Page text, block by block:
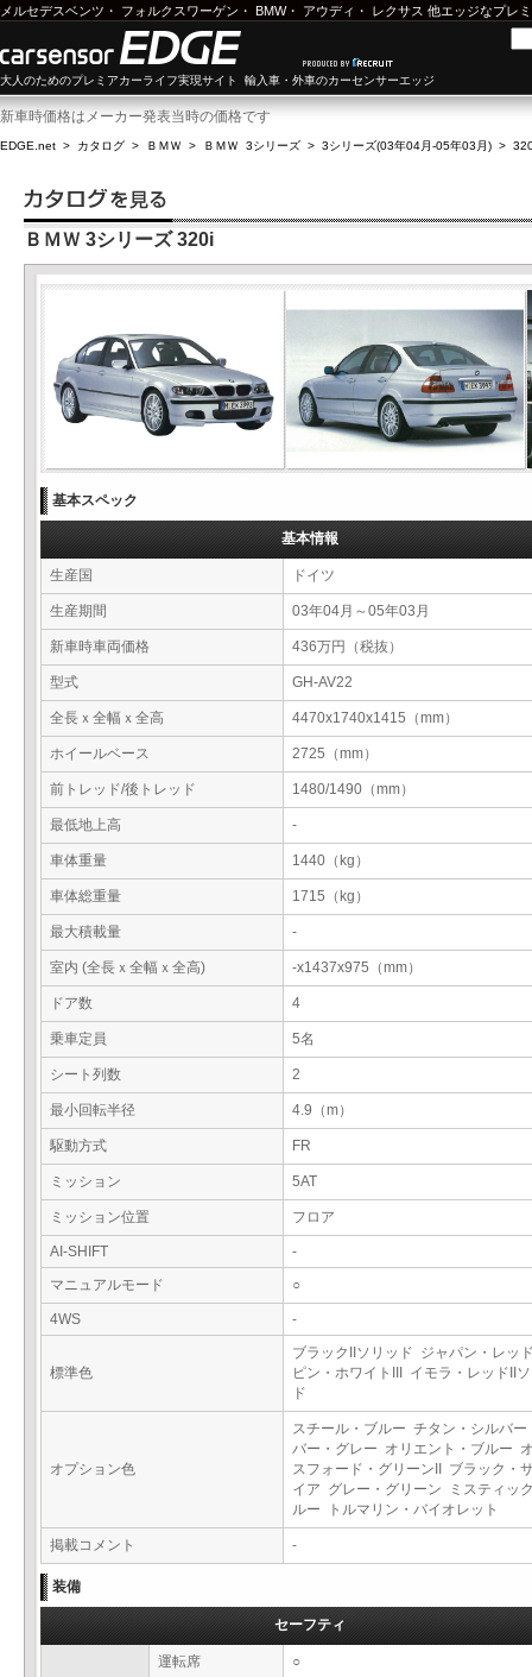
メルセデスベンツ ・ フォルクスワーゲン ・ BMW・ アウディ ・ レクサス 他エッジなプレ
大人のためのプレミアカーライフ実現サイト 輸入車・外車のカーセンサーエッジ
新車時価格はメーカー発表当時の価格です
EDGE.net > カタログ > ＢＭＷ > ＢＭＷ 3シリーズ > 3シリーズ(03年04月-05年03月) >
ＢＭＷ 3シリーズ 320i
基本スペック
基本情報
生産国 ドイツ
生産期間 03年04月～05年03月
新車時車両価格 436万円（税抜）
型式 GH-AV22
全長ｘ全幅ｘ全高 4470x1740x1415（mm）
ホイールベース 2725（mm）
前トレッド/後トレッド 1480/1490（mm）
最低地上高 -
車体重量 1440（kg）
車体総重量 1715（kg）
最大積載量 -
室内 (全長ｘ全幅ｘ全高) -x1437x975（mm）
ドア数 4
乗車定員 5名
シート列数 2
最小回転半径 4.9（m）
駆動方式 FR
ミッション 5AT
ミッション位置 フロア
AI-SHIFT
-
マニュアルモード
○
4WS -
標準色
ブラックIIソリッド ジャパン・レッ
ピン・ホワイトIII イモラ・レッドII
ド
オプション色
スチール・ブルー チタン・シルバ
バー・グレー オリエント・ブルー
スフォード・グリーンII ブラック・
イア グレー・グリーン ミスティッ
ルー トルマリン・バイオレット
掲載コメント -
装備
セーフティ
運転席 ○